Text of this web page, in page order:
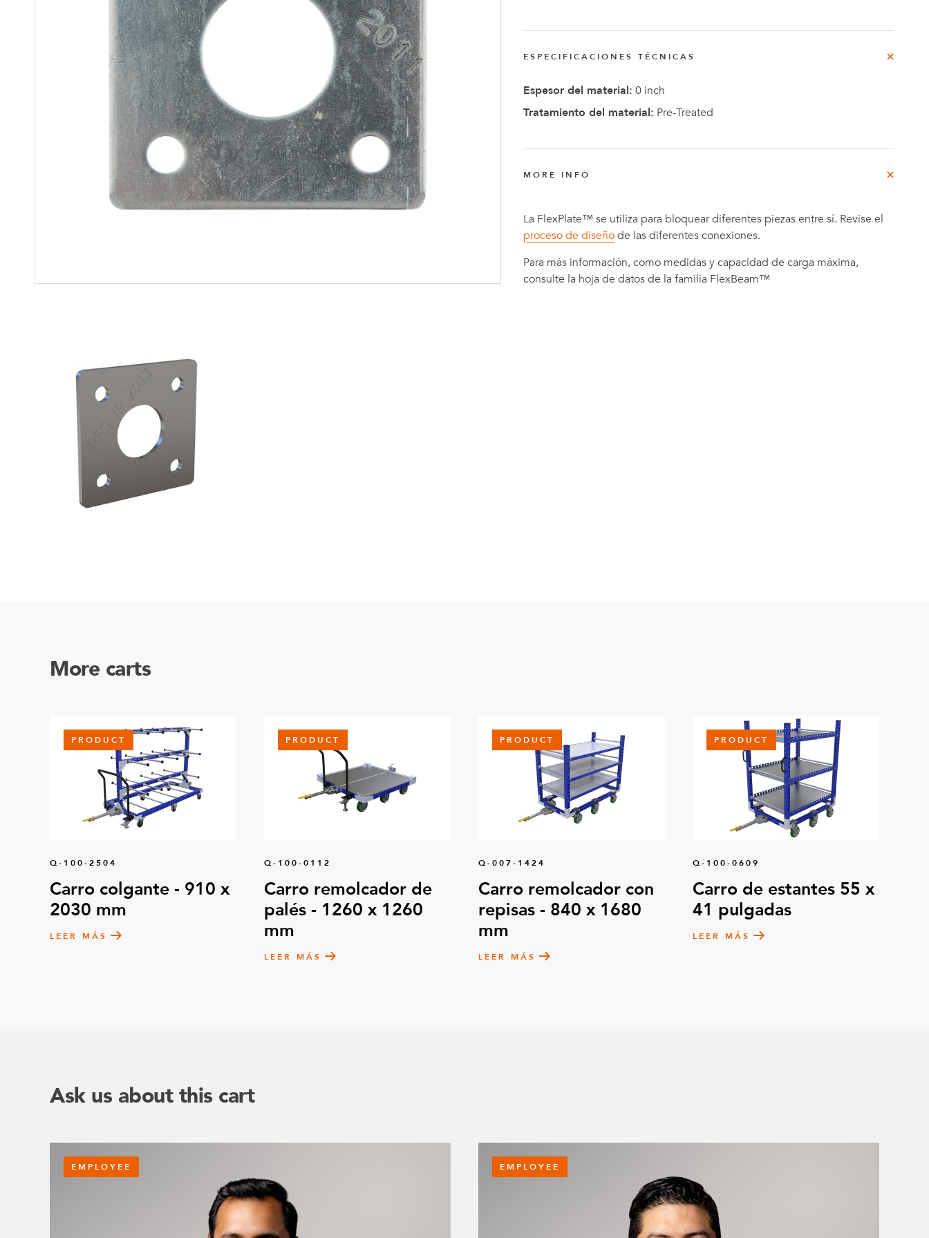
Soluciones para colgar
Soluciones Madre-Hija
Carros de kit y soluciones
especializadas
Fogelberg
Nombrado
Ejecutivo
de
ESPECIFICACIONES TÉCNICAS
Espesor del material: 0 inch
Tratamiento del material: Pre-Treated
MORE INFO
La FlexPlate™ se utiliza para bloquear diferentes piezas entre sí. Revise el
proceso de diseñode las diferentes conexiones.
Para más información, como medidas y capacidad de carga máxima,
consulte la hoja de datos de la familia FlexBeam™
More carts
PRODUCT
Q-100-2504
Carro colgante - 910 x
2030 mm
LEER MÁS
PRODUCT
Q-100-0112
Carro remolcador de
palés - 1260 x 1260
mm
LEER MÁS
PRODUCT
Q-007-1424
Carro remolcador con
repisas - 840 x 1680
mm
LEER MÁS
PRODUCT
Q-100-0609
Carro de estantes 55 x
41 pulgadas
LEER MÁS
Ask us about this cart
EMPLOYEE EMPLOYEE